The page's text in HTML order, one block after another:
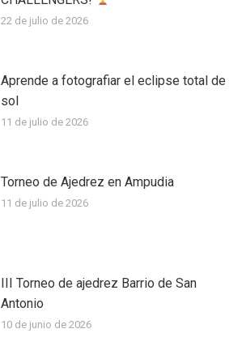
22 de julio de 2026
Aprende a fotografiar el eclipse total de
sol
11 de julio de 2026
Torneo de Ajedrez en Ampudia
11 de julio de 2026
III Torneo de ajedrez Barrio de San
Antonio
10 de junio de 2026